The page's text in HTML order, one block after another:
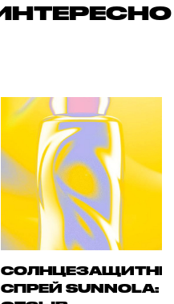
СПРЕЙ SUNNOLA: